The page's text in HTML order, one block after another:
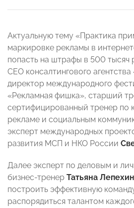
Актуальную тему «Практика
маркировке рекламы в
попасть на штрафы в 500 тысяч
СEO консалтингового
директор международного
«Рекламная фишка», старший
сертифицированный тренер по
рекламе и социальным
эксперт международных
развития МСП и НКО России
Далее эксперт по деловым и
бизнес-тренер Татьяна
построить эффективную
распорядиться талантом